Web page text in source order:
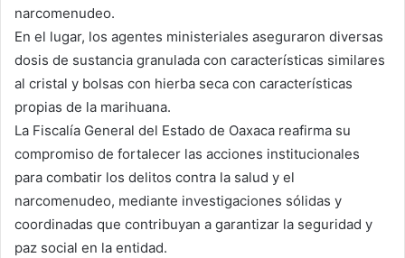
narcomenudeo.
En el lugar, los agentes ministeriales aseguraron diversas
dosis de sustancia granulada con características similares
al cristal y bolsas con hierba seca con características
propias de la marihuana.
La Fiscalía General del Estado de Oaxaca reafirma su
compromiso de fortalecer las acciones institucionales
para combatir los delitos contra la salud y el
narcomenudeo, mediante investigaciones sólidas y
coordinadas que contribuyan a garantizar la seguridad y
paz social en la entidad.